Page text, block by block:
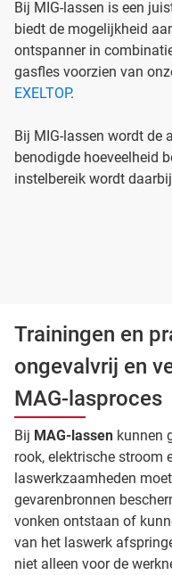
Bij MIG-lassen is een
biedt de mogelijkheid
ontspanner in
gasfles voorzien van
EXELTOP.
Bij MIG-lassen wordt de
benodigde hoeveelheid
instelbereik wordt
Trainingen en
ongevalvrij en
MAG-lasproces
Bij MAG-lassen kunnen
rook, elektrische stroom
laswerkzaamheden
gevarenbronnen
vonken ontstaan of
van het laswerk
niet alleen voor de